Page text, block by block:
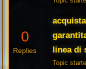
0
Replies
linea di
Topic